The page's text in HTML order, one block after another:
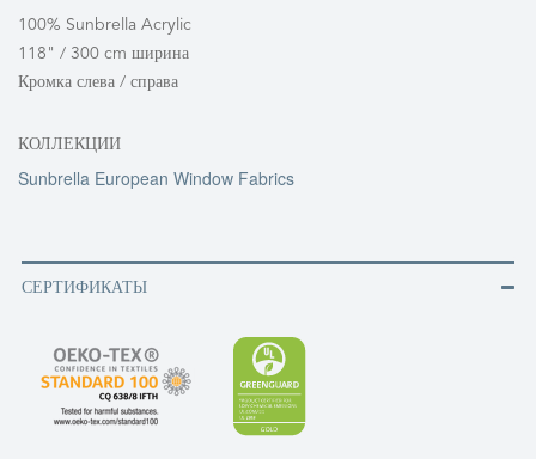
100% Sunbrella Acrylic
118" / 300 cm ширина
Кромка слева / справа
КОЛЛЕКЦИИ
Sunbrella European Window Fabrics
СЕРТИФИКАТЫ